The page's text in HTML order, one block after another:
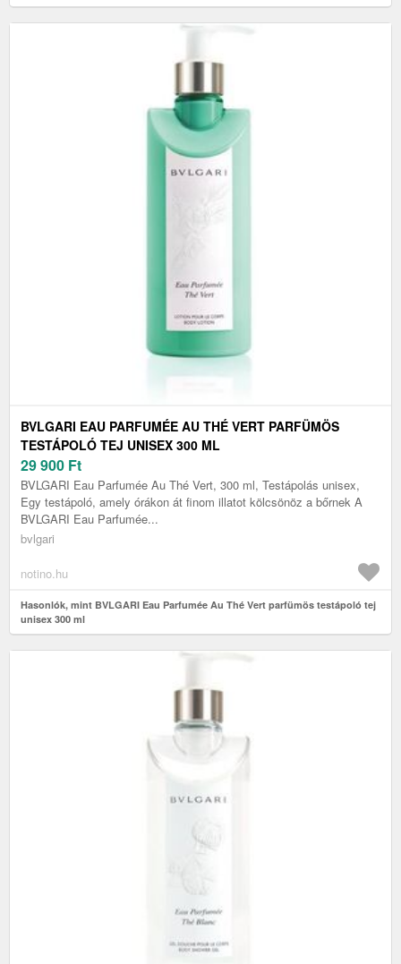
BVLGARI EAU PARFUMÉE AU THÉ VERT PARFÜMÖS
TESTÁPOLÓ TEJ UNISEX 300 ML
29 900 Ft
BVLGARI Eau Parfumée Au Thé Vert, 300 ml, Testápolás unisex,
Egy testápoló, amely órákon át finom illatot kölcsönöz a bőrnek A
BVLGARI Eau Parfumée...
bvlgari
notino.hu
Hasonlók, mint BVLGARI Eau Parfumée Au Thé Vert parfümös testápoló tej
unisex 300 ml